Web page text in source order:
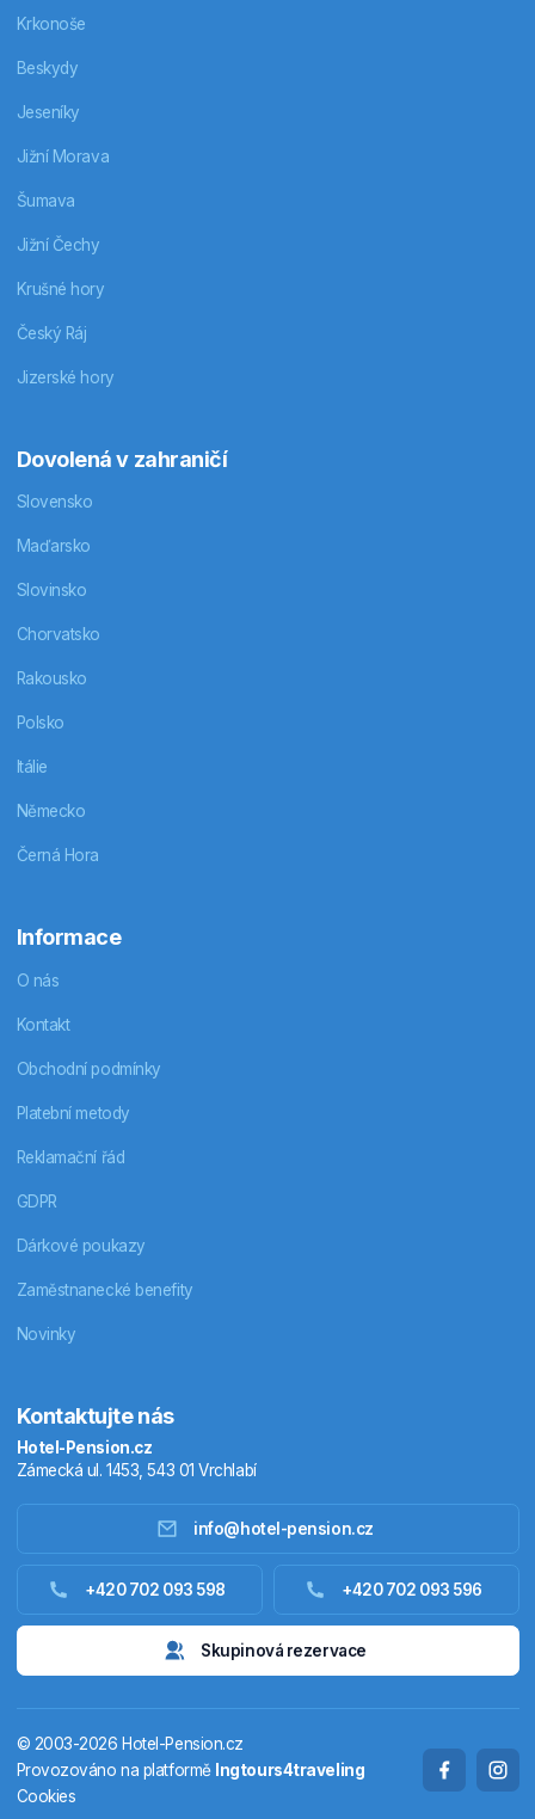
Ubytování zahraniční
Termály
Krkonoše
Beskydy
Jeseníky
Jižní Morava
Šumava
Jižní Čechy
Krušné hory
Český Ráj
Jizerské hory
Dovolená v zahraničí
Slovensko
Maďarsko
Slovinsko
Chorvatsko
Rakousko
Polsko
Itálie
Německo
Černá Hora
Informace
O nás
Kontakt
Obchodní podmínky
Platební metody
Reklamační řád
GDPR
Dárkové poukazy
Zaměstnanecké benefity
Novinky
Kontaktujte nás
Hotel-Pension.cz
Zámecká ul. 1453, 543 01 Vrchlabí
info@hotel-pension.cz
+420 702 093 598 +420 702 093 596
Skupinová rezervace
© 2003-2026 Hotel-Pension.cz
Provozováno na platformě Ingtours4traveling
Cookies